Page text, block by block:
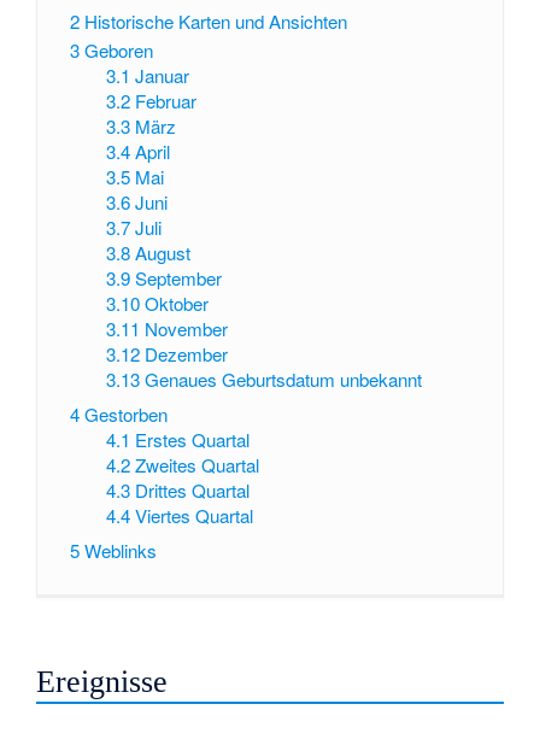
2 Historische Karten und Ansichten
3Geboren
3.1 Januar
3.2 Februar
3.3 März
3.4 April
3.5 Mai
3.6 Juni
3.7 Juli
3.8 August
3.9 September
3.10 Oktober
3.11 November
3.12 Dezember
3.13 Genaues Geburtsdatum unbekannt
4Gestorben
4.1 Erstes Quartal
4.2 Zweites Quartal
4.3 Drittes Quartal
4.4 Viertes Quartal
5Weblinks
Ereignisse